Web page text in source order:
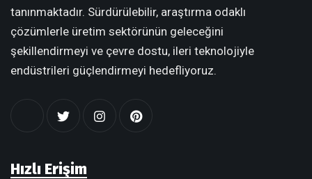
tanınmaktadır. Sürdürülebilir, araştırma odaklı
çözümlerle üretim sektörünün geleceğini
şekillendirmeyi ve çevre dostu, ileri teknolojiyle
endüstrileri güçlendirmeyi hedefliyoruz.
Hızlı Erişim